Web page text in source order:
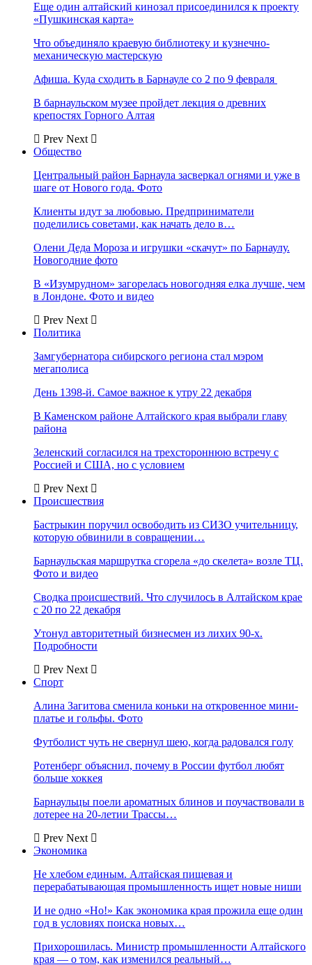
Еще один алтайский кинозал присоединился к проекту
«Пушкинская карта»
Что объединяло краевую библиотеку и кузнечно-
механическую мастерскую
Афиша. Куда сходить в Барнауле со 2 по 9 февраля
В барнаульском музее пройдет лекция о древних
крепостях Горного Алтая
Prev Next
Общество
Центральный район Барнаула засверкал огнями и уже в
шаге от Нового года. Фото
Клиенты идут за любовью. Предприниматели
поделились советами, как начать дело в…
Олени Деда Мороза и игрушки «скачут» по Барнаулу.
Новогодние фото
В «Изумрудном» загорелась новогодняя елка лучше, чем
в Лондоне. Фото и видео
Prev Next
Политика
Замгубернатора сибирского региона стал мэром
мегаполиса
День 1398-й. Самое важное к утру 22 декабря
В Каменском районе Алтайского края выбрали главу
района
Зеленский согласился на трехстороннюю встречу с
Россией и США, но с условием
Prev Next
Происшествия
Бастрыкин поручил освободить из СИЗО учительницу,
которую обвинили в совращении…
Барнаульская маршрутка сгорела «до скелета» возле ТЦ.
Фото и видео
Сводка происшествий. Что случилось в Алтайском крае
с 20 по 22 декабря
Утонул авторитетный бизнесмен из лихих 90-х.
Подробности
Prev Next
Спорт
Алина Загитова сменила коньки на откровенное мини-
платье и гольфы. Фото
Футболист чуть не свернул шею, когда радовался голу
Ротенберг объяснил, почему в России футбол любят
больше хоккея
Барнаульцы поели ароматных блинов и поучаствовали в
лотерее на 20-летии Трассы…
Prev Next
Экономика
Не хлебом единым. Алтайская пищевая и
перерабатывающая промышленность ищет новые ниши
И не одно «Но!» Как экономика края прожила еще один
год в условиях поиска новых…
Прихорошилась. Министр промышленности Алтайского
края — о том, как изменился реальный…